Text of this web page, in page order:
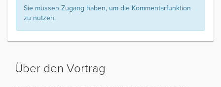
Sie müssen Zugang haben, um die Kommentarfunktion
zu nutzen.
Über den Vortrag